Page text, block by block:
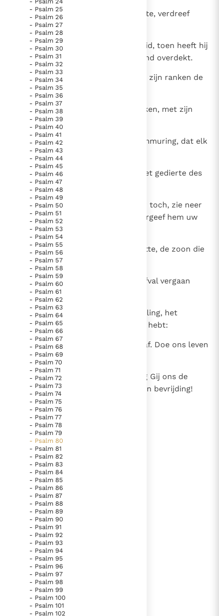
RK Documenten stelt heel veel belangrijke
kerkelijke documenten van de Rooms
Katholieke Kerk in het Nederlands beschikbaar
en is volledig afhankelijk van donaties.
Ik help mee!
- Psalm 25
- Psalm 26
- Psalm 27
- Psalm 28
- Psalm 29
- Psalm 30
- Psalm 31
- Psalm 32
- Psalm 33
- Psalm 34
- Psalm 35
- Psalm 36
- Psalm 37
- Psalm 38
- Psalm 39
- Psalm 40
- Psalm 41
- Psalm 42
- Psalm 43
- Psalm 44
- Psalm 45
- Psalm 46
- Psalm 47
- Psalm 48
- Psalm 49
- Psalm 50
- Psalm 51
- Psalm 52
- Psalm 53
- Psalm 54
- Psalm 55
- Psalm 56
- Psalm 57
- Psalm 58
- Psalm 59
- Psalm 60
- Psalm 61
- Psalm 62
- Psalm 63
- Psalm 64
- Psalm 65
- Psalm 66
- Psalm 67
- Psalm 68
- Psalm 69
- Psalm 70
- Psalm 71
- Psalm 72
- Psalm 73
- Psalm 74
- Psalm 75
- Psalm 76
- Psalm 77
- Psalm 78
- Psalm 79
- Psalm 80
- Psalm 81
- Psalm 82
- Psalm 83
- Psalm 84
- Psalm 85
- Psalm 86
- Psalm 87
- Psalm 88
- Psalm 89
- Psalm 90
- Psalm 91
- Psalm 92
- Psalm 93
- Psalm 94
- Psalm 95
- Psalm 96
- Psalm 97
- Psalm 98
- Psalm 99
- Psalm 100
- Psalm 101
- Psalm 102
Een wijstok groef Gij los uit Egypte, verdreef
volken dat hij hier geplant werd:
de grond hebt Gij voor hem bereid, toen heeft hij
wortels gemaakt, hij heeft het land overdekt.
Zijn schaduw bedekte de bergen, zijn ranken de
cederen Gods,
tot de zee reikte hij met zijn takken, met zijn
uitlopers tot de Rivier.
Waarom hebt Gij geslecht zijn ommuring, dat elk
die voorbij komt hem plundert,
het wilde zwijn aan hem vreet, het gedierte des
velds aan hem knaagt?
God der hemelse scharen, o keer toch, zie neer
uit de hemel, aanschouw het: hergeef hem uw
zorg, deze wijnstok,
de loot die uw rechterhand plantte, de zoon die
Gij sterkte verleend hebt;
die hem wilden verbranden als afval vergaan
voor uw dreigend gelaat.
Zij uw hand over deze uw gunsteling, het
geslacht dat Gij sterkte verleend hebt:
en nooit dwalen wij meer van U af. Doe ons leven
aanroepen uw naam.
Heer der hemelse scharen, breng Gij ons de
keer: in het licht van uw aanschijn bevrijding!